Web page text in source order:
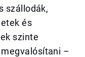
szállodák,
és
szinte
–